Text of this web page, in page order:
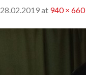
28.02.2019at 940 × 660